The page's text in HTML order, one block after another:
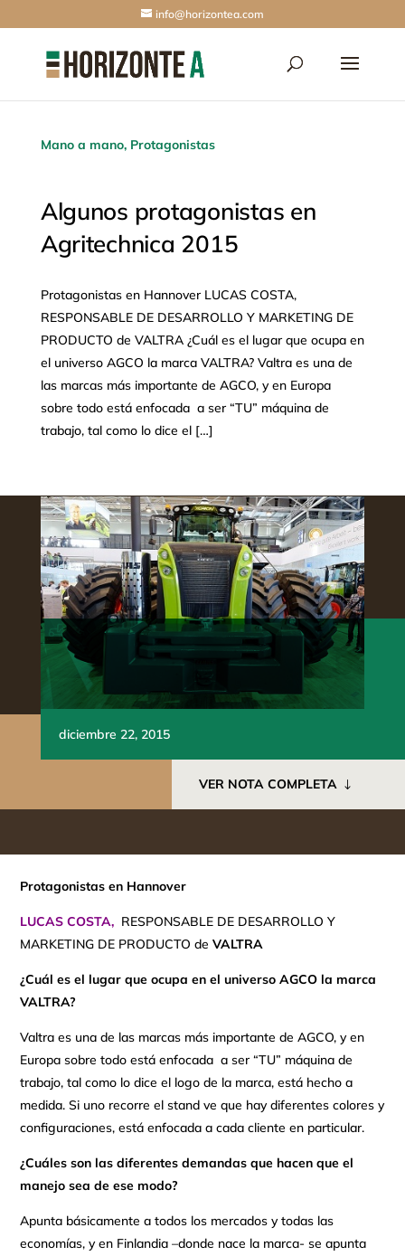
info@horizontea.com
Mano a mano, Protagonistas
Algunos protagonistas en
Agritechnica 2015
Protagonistas en Hannover LUCAS COSTA,
RESPONSABLE DE DESARROLLO Y MARKETING DE
PRODUCTO de VALTRA ¿Cuál es el lugar que ocupa en
el universo AGCO la marca VALTRA? Valtra es una de
las marcas más importante de AGCO, y en Europa
sobre todo está enfocada a ser “TU” máquina de
trabajo, tal como lo dice el […]
diciembre 22, 2015
VER NOTA COMPLETA
Protagonistas en Hannover
LUCAS COSTA, RESPONSABLE DE DESARROLLO Y
MARKETING DE PRODUCTO de VALTRA
¿Cuál es el lugar que ocupa en el universo AGCO la marca
VALTRA?
Valtra es una de las marcas más importante de AGCO, y en
Europa sobre todo está enfocada a ser “TU” máquina de
trabajo, tal como lo dice el logo de la marca, está hecho a
medida. Si uno recorre el stand ve que hay diferentes colores y
configuraciones, está enfocada a cada cliente en particular.
¿Cuáles son las diferentes demandas que hacen que el
manejo sea de ese modo?
Apunta básicamente a todos los mercados y todas las
economías, y en Finlandia –donde nace la marca- se apunta